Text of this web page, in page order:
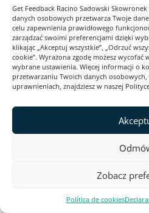
Get Feedback Racino Sadowski
danych osobowych przetwarza Twoje
celu zapewnienia prawidłowego
zarządzać swoimi preferencjami dzięki
klikając „Akceptuj wszystkie”, „Odrzuć
cookie”. Wyrażona zgodę możesz wycofać
wybrane ustawienia. Więcej informacji o
przetwarzaniu Twoich danych osobowych,
uprawnieniach, znajdziesz w naszej
Zobacz
Política de cookies
información y consulta
o de ventas.
Ejemplos de
contacto
A continuación
de formularios de
varían en complejidad y
mostrando diferentes